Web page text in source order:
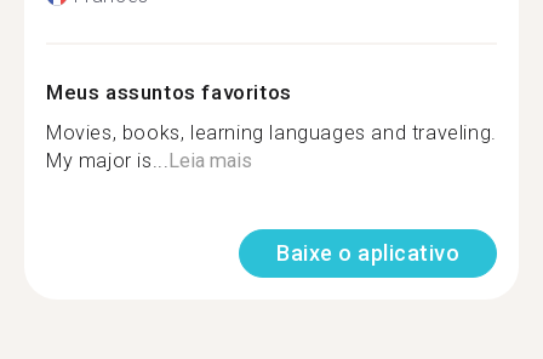
Meus assuntos favoritos
Movies, books, learning languages and traveling.
My major is... Leia mais
Baixe o aplicativo